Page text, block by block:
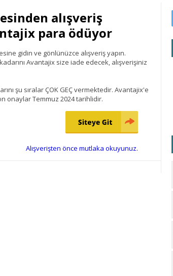
alışveriş
para ödüyor
gidin ve gönlünüzce alışveriş yapın.
Avantajix size iade edecek, alışverişiniz
şu sıralar ÇOK GEÇ vermektedir. Avantajix'e
onaylar Temmuz 2024 tarihlidir.
Alışverişten önce mutlaka okuyunuz.